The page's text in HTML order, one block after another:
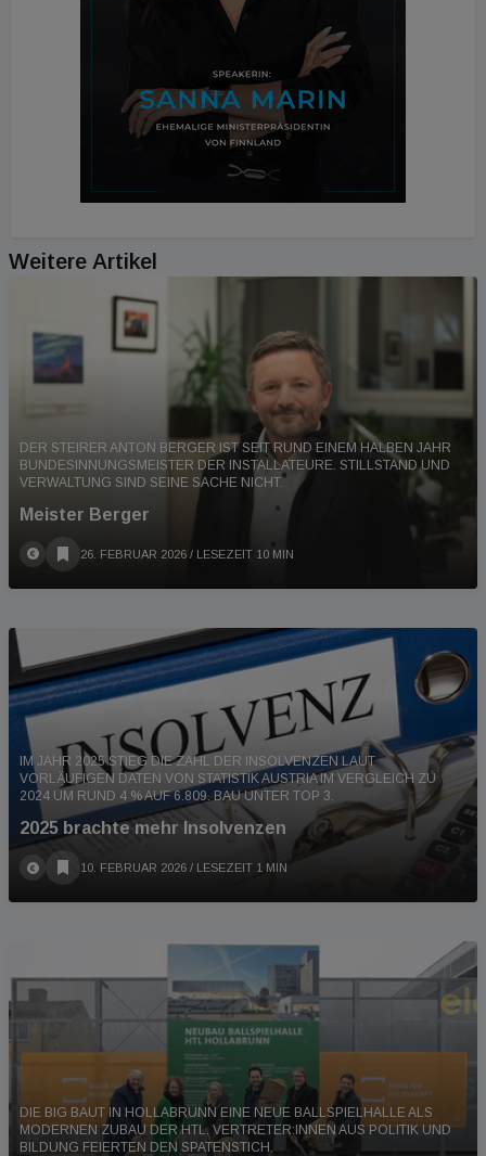
Weitere Artikel
DER STEIRER ANTON BERGER IST SEIT RUND EINEM HALBEN JAHR
BUNDESINNUNGSMEISTER DER INSTALLATEURE. STILLSTAND UND
VERWALTUNG SIND SEINE SACHE NICHT.
Meister Berger
26. FEBRUAR 2026 / LESEZEIT 10 MIN
IM JAHR 2025 STIEG DIE ZAHL DER INSOLVENZEN LAUT
VORLÄUFIGEN DATEN VON STATISTIK AUSTRIA IM VERGLEICH ZU
2024 UM RUND 4 % AUF 6.809. BAU UNTER TOP 3.
2025 brachte mehr Insolvenzen
10. FEBRUAR 2026 / LESEZEIT 1 MIN
DIE BIG BAUT IN HOLLABRUNN EINE NEUE BALLSPIELHALLE ALS
MODERNEN ZUBAU DER HTL. VERTRETER:INNEN AUS POLITIK UND
BILDUNG FEIERTEN DEN SPATENSTICH.